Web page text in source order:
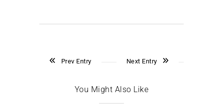
Prev Entry Next Entry
You Might Also Like